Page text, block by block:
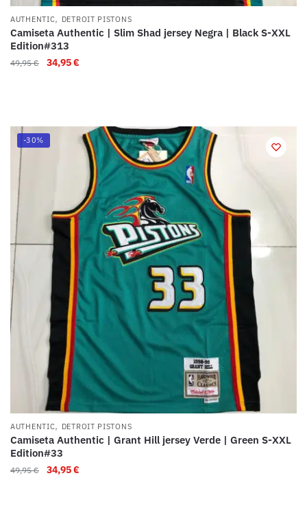
AUTHENTIC, DETROIT PISTONS
Camiseta Authentic | Slim Shad jersey Negra | Black S-XXL
Edition#313
49,95€ 34,95€
-30%
AUTHENTIC, DETROIT PISTONS
Camiseta Authentic | Grant Hill jersey Verde | Green S-XXL
Edition#33
49,95€ 34,95€